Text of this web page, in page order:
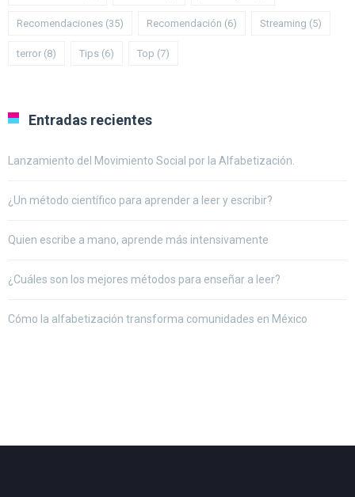
Recomendaciones (35) Recomendación (6) Streaming (5)
terror (8) Tips (6) Top (7)
Entradas recientes
Lanzamiento del Movimiento Social por la Alfabetización.
¿Un método científico para aprender a leer y escribir?
Quien escribe a mano, aprende más intensivamente
¿Cuáles son los mejores métodos para enseñar a leer?
Cómo la alfabetización transforma comunidades en México